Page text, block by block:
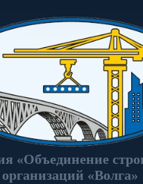
«Объединение
организаций «Волга»